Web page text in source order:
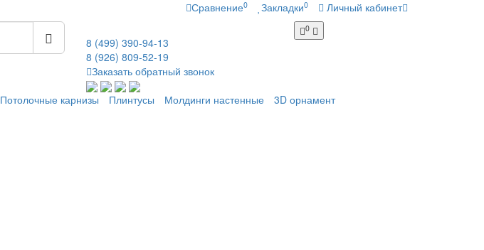
Сравнение0 Закладки0 Личный кабинет
8 (499) 390-94-13
8 (926) 809-52-19
Заказать обратный звонок
0
Потолочные карнизы Плинтусы Молдинги настенные 3D орнамент